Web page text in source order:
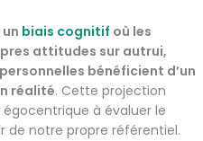
biais cognitif où les
attitudes sur autrui,
bénéficient d’un
réalité. Cette projection
à évaluer le
de notre propre référentiel.